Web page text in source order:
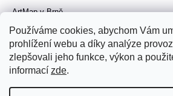
Používáme cookies, abychom Vám
prohlížení webu a díky analýze
zlepšovali jeho funkce, výkon a
informací zde.
ArtMap v Brně
Radnická 4, Brno
úterý–pátek 11–19 h
sobota 14–19 h
+420 702 152 298